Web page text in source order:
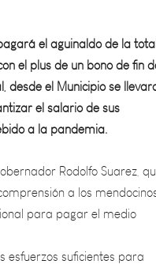
el plus de un bono de
el Municipio se
el salario de sus
a la pandemia.
Rodolfo Suarez, quien
a los
para pagar el medio
suficientes para
de compra de los